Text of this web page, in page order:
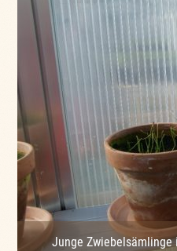
Junge Zwiebelsämlinge